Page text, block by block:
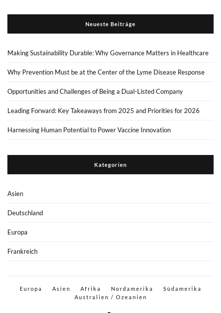
Neueste Beiträge
Making Sustainability Durable: Why Governance Matters in Healthcare
Why Prevention Must be at the Center of the Lyme Disease Response
Opportunities and Challenges of Being a Dual-Listed Company
Leading Forward: Key Takeaways from 2025 and Priorities for 2026
Harnessing Human Potential to Power Vaccine Innovation
Kategorien
Asien
Deutschland
Europa
Frankreich
Europa Asien Afrika Nordamerika
Südamerika
Australien / Ozeanien